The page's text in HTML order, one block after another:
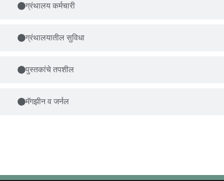
ग्रंथालय कर्मचारी
ग्रंथालयातील सुविधा
पुस्तकांचे तपशील
मॅगझीन व जर्नल